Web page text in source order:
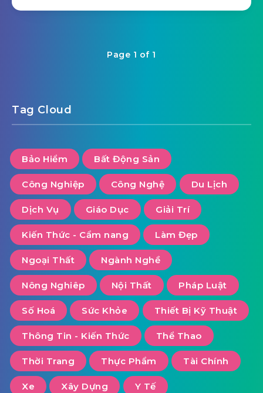
Page 1 of 1
Tag Cloud
Bảo Hiểm Bất Động Sản
Công Nghiệp Công Nghệ Du Lịch
Dịch Vụ Giáo Dục Giải Trí
Kiến Thức - Cẩm nang Làm Đẹp
Ngoại Thất Ngành Nghề
Nông Nghiêp Nội Thất Pháp Luật
Số Hoá Sức Khỏe Thiết Bị Kỹ Thuật
Thông Tin - Kiến Thức Thể Thao
Thời Trang Thực Phẩm Tài Chính
Xe Xây Dựng Y Tế